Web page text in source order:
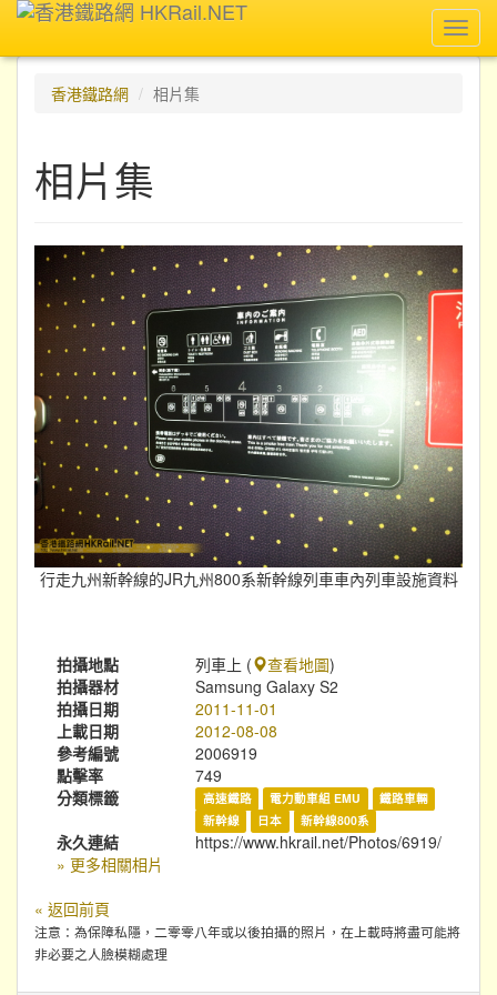
香港鐵路網
相片集
相片集
行走九州新幹線的JR九州800系新幹線列車車內列車設施資料
拍攝地點 列車上 ( 查看地圖)
拍攝器材
Samsung Galaxy S2
拍攝日期
2011-11-01
上載日期
2012-08-08
參考編號
2006919
點擊率
749
分類標籤
高速鐵路 電力動車組 EMU
鐵路車輛
新幹線
日本 新幹線800系
永久連結
https://www.hkrail.net/Photos/6919/
» 更多相關相片
« 返回前頁
注意：為保障私隱，二零零八年或以後拍攝的照片，在上載時將盡可能將
非必要之人臉模糊處理